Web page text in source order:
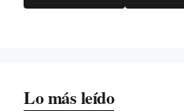
Lo más leído